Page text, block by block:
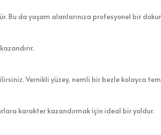
Bu da yaşam alanlarınıza profesyonel bir
Vernikli yüzey, nemli bir bezle kolayca
karakter kazandırmak için ideal bir yoldur.